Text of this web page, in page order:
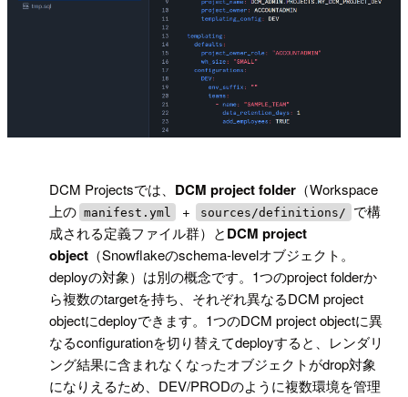
DCM Projectsでは、 DCM project folder （Workspace
上の manifest.yml + sources/definitions/
で構
成される定義ファイル群）とDCM project
object （Snowflakeのschema-levelオブジェクト。
deployの対象）は別の概念です。1つのproject folderか
ら複数のtargetを持ち、それぞれ異なるDCM project
objectにdeployできます。1つのDCM project objectに異
なるconfigurationを切り替えてdeployすると、レンダリ
ング結果に含まれなくなったオブジェクトがdrop対象
になりえるため、DEV/PRODのように複数環境を管理